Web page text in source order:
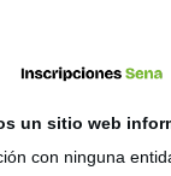
un sitio web
con ninguna